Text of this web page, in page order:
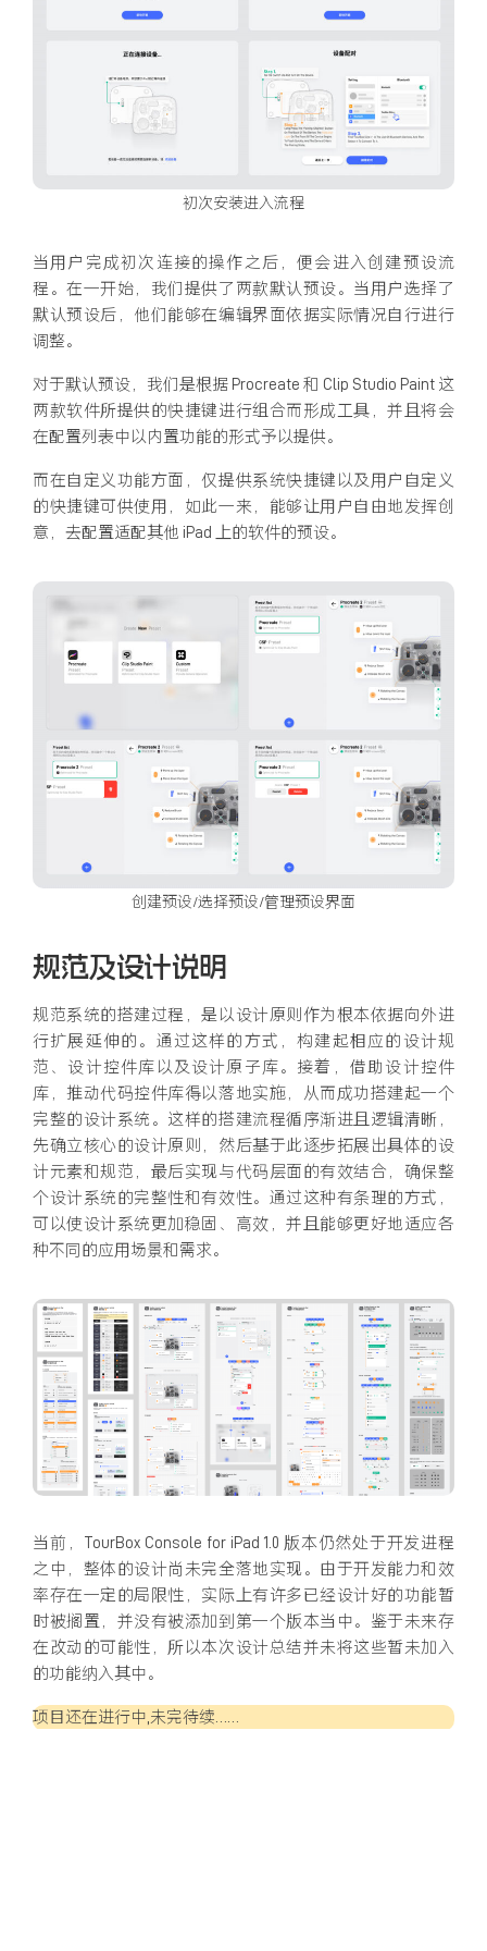
初次安装进入流程
当用户完成初次连接的操作之后，便会进入创建预设流
程。在一开始，我们提供了两款默认预设。当用户选择了
默认预设后，他们能够在编辑界面依据实际情况自行进行
调整。
对于默认预设，我们是根据 Procreate 和 Clip Studio Paint 这
两款软件所提供的快捷键进行组合而形成工具，并且将会
在配置列表中以内置功能的形式予以提供。
而在自定义功能方面，仅提供系统快捷键以及用户自定义
的快捷键可供使用，如此一来，能够让用户自由地发挥创
意，去配置适配其他 iPad 上的软件的预设。
创建预设/选择预设/管理预设界面
规范及设计说明
规范系统的搭建过程，是以设计原则作为根本依据向外进
行扩展延伸的。通过这样的方式，构建起相应的设计规
范、设计控件库以及设计原子库。接着，借助设计控件
库，推动代码控件库得以落地实施，从而成功搭建起一个
完整的设计系统。这样的搭建流程循序渐进且逻辑清晰，
先确立核心的设计原则，然后基于此逐步拓展出具体的设
计元素和规范，最后实现与代码层面的有效结合，确保整
个设计系统的完整性和有效性。通过这种有条理的方式，
可以使设计系统更加稳固、高效，并且能够更好地适应各
种不同的应用场景和需求。
当前，TourBox Console for iPad 1.0 版本仍然处于开发进程
之中，整体的设计尚未完全落地实现。由于开发能力和效
率存在一定的局限性，实际上有许多已经设计好的功能暂
时被搁置，并没有被添加到第一个版本当中。鉴于未来存
在改动的可能性，所以本次设计总结并未将这些暂未加入
的功能纳入其中。
项目还在进行中,未完待续……